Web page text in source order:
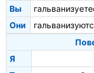
Вы
Они
Я